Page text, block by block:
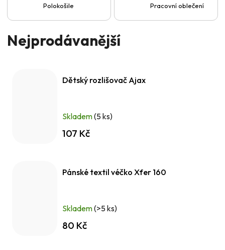
Polokošile Pracovní oblečení
Nejprodávanější
Dětský rozlišovač Ajax
Skladem(5 ks)
107 Kč
Pánské textil véčko Xfer 160
Skladem(>5 ks)
80 Kč